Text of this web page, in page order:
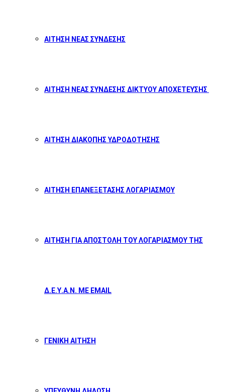
ΑΙΤΗΣΗ ΝΕΑΣ ΣΥΝΔΕΣΗΣ
ΑΙΤΗΣΗ ΝΕΑΣ ΣΥΝΔΕΣΗΣ ΔΙΚΤΥΟΥ ΑΠΟΧΕΤΕΥΣΗΣ
ΑΙΤΗΣΗ ΔΙΑΚΟΠΗΣ ΥΔΡΟΔΟΤΗΣΗΣ
ΑΙΤΗΣΗ ΕΠΑΝΕΞΕΤΑΣΗΣ ΛΟΓΑΡΙΑΣΜΟΥ
ΑΙΤΗΣΗ ΓΙΑ ΑΠΟΣΤΟΛΗ ΤΟΥ ΛΟΓΑΡΙΑΣΜΟΥ ΤΗΣ
Δ.Ε.Υ.Α.Ν. ΜΕ EMAIL
ΓΕΝΙΚΗ ΑΙΤΗΣΗ